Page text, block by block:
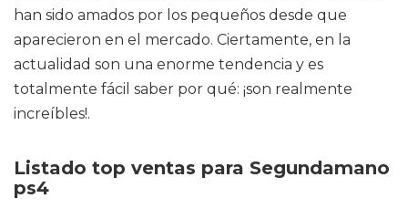
han sido amados por los pequeños desde que
aparecieron en el mercado. Ciertamente, en la
actualidad son una enorme tendencia y es
totalmente fácil saber por qué: ¡son realmente
increíbles!.
Listado top ventas para Segundamano
ps4